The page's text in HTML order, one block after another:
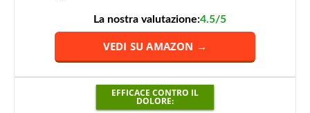
La nostra valutazione:4.5/5
VEDI SU AMAZON →
EFFICACE CONTRO IL
DOLORE: